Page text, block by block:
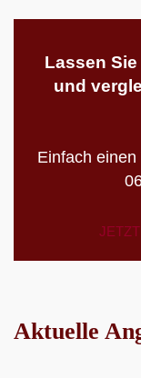
Lassen
und
Einfach einen
Aktuelle